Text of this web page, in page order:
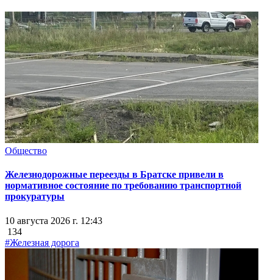
Общество
Железнодорожные переезды в Братске привели в
нормативное состояние по требованию транспортной
прокуратуры
10 августа 2026 г. 12:43
134
#Железная дорога